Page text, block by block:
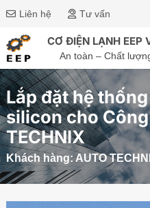
Liên hệ Tư vấn
CƠ ĐIỆN LẠNH EEP
An toàn – Chất
Lắp đặt hệ
silicon cho
TECHNIX
Khách hàng:AUTO